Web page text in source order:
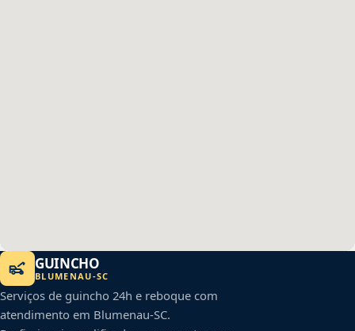
GUINCHO
BLUMENAU-SC
Serviços de guincho 24h e reboque com
atendimento em Blumenau-SC.